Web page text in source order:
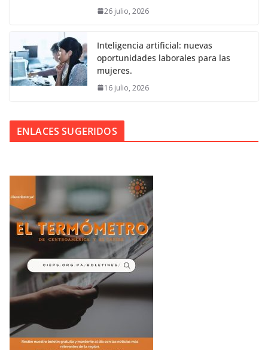
26 julio, 2026
Inteligencia artificial: nuevas
oportunidades laborales para las
mujeres.
16 julio, 2026
ENLACES SUGERIDOS